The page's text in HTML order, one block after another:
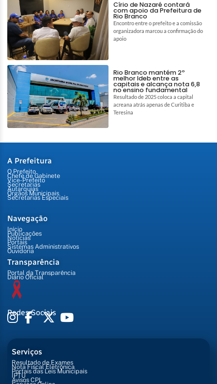
Círio de Nazaré contará
com apoio da Prefeitura de
Rio Branco
Encontro entre o prefeito e a comissão
organizadora marcou a confirmação do
apoio
Rio Branco mantém 2º
melhor Ideb entre as
capitais e alcança nota 6,8
no ensino fundamental
Resultado de 2025 coloca a capital
acreana atrás apenas de Curitiba e
Teresina
A Prefeitura
O Prefeito
Chefe de Gabinete
Vice-Prefeito
Secretarias
Autarquias
Órgãos Municipais
Secretarias Especiais
Navegação
Início
Publicações
Notícias
Portais
Sistemas Administrativos
Ouvidoria
Transparência
Portal da Transparência
Diário Oficial
Redes Sociais
Serviços
Resultado de Exames
Nota Fiscal Eletrônica
Portais das Leis Municipais
IPTU
Avisos CPL